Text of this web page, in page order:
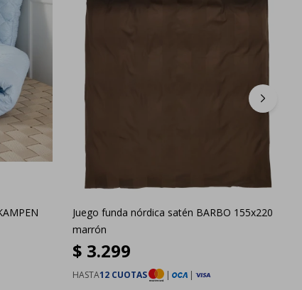
Juego funda nórdica satén BARBO 155x220
marrón
$ 3.299
HASTA12 CUOTAS | |